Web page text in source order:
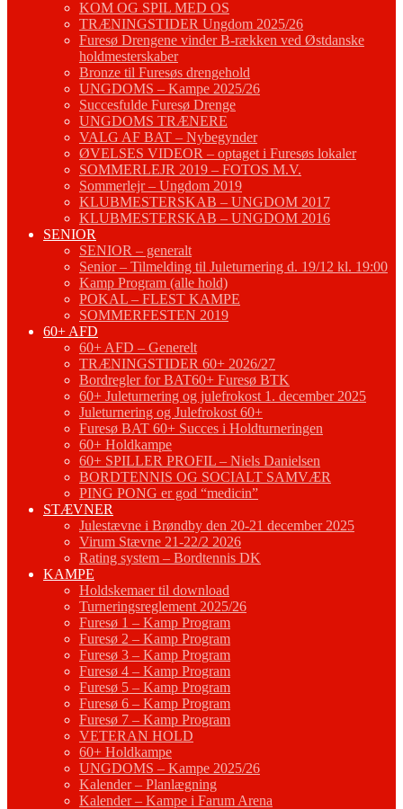
KOM OG SPIL MED OS
TRÆNINGSTIDER Ungdom 2025/26
Furesø Drengene vinder B-rækken ved Østdanske
holdmesterskaber
Bronze til Furesøs drengehold
UNGDOMS – Kampe 2025/26
Succesfulde Furesø Drenge
UNGDOMS TRÆNERE
VALG AF BAT – Nybegynder
ØVELSES VIDEOR – optaget i Furesøs lokaler
SOMMERLEJR 2019 – FOTOS M.V.
Sommerlejr – Ungdom 2019
KLUBMESTERSKAB – UNGDOM 2017
KLUBMESTERSKAB – UNGDOM 2016
SENIOR
SENIOR – generalt
Senior – Tilmelding til Juleturnering d. 19/12 kl. 19:00
Kamp Program (alle hold)
POKAL – FLEST KAMPE
SOMMERFESTEN 2019
60+ AFD
60+ AFD – Generelt
TRÆNINGSTIDER 60+ 2026/27
Bordregler for BAT60+ Furesø BTK
60+ Juleturnering og julefrokost 1. december 2025
Juleturnering og Julefrokost 60+
Furesø BAT 60+ Succes i Holdturneringen
60+ Holdkampe
60+ SPILLER PROFIL – Niels Danielsen
BORDTENNIS OG SOCIALT SAMVÆR
PING PONG er god “medicin”
STÆVNER
Julestævne i Brøndby den 20-21 december 2025
Virum Stævne 21-22/2 2026
Rating system – Bordtennis DK
KAMPE
Holdskemaer til download
Turneringsreglement 2025/26
Furesø 1 – Kamp Program
Furesø 2 – Kamp Program
Furesø 3 – Kamp Program
Furesø 4 – Kamp Program
Furesø 5 – Kamp Program
Furesø 6 – Kamp Program
Furesø 7 – Kamp Program
VETERAN HOLD
60+ Holdkampe
UNGDOMS – Kampe 2025/26
Kalender – Planlægning
Kalender – Kampe i Farum Arena